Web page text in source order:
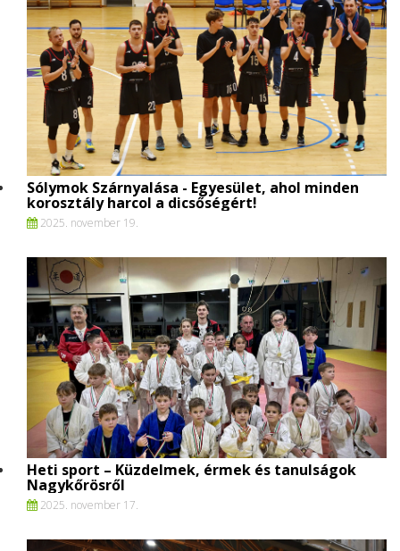
Sólymok Szárnyalása - Egyesület, ahol minden
korosztály harcol a dicsőségért!
2025. november 19.
Heti sport – Küzdelmek, érmek és tanulságok
Nagykőrösről
2025. november 17.